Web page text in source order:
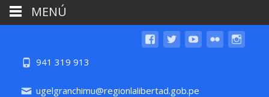
941 319 913
ugelgranchimu@regionlalibertad.gob.pe
MENÚ